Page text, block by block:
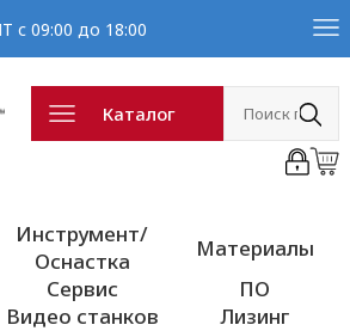
с 09:00 до 18:00
Каталог
Инструмент/
Оснастка
Материалы
Сервис
ПО
Видео станков Лизинг